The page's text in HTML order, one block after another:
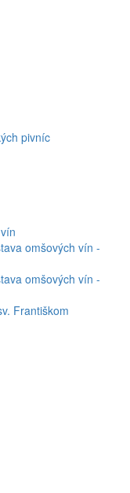
pivníc
omšových vín -
omšových vín -
Františkom